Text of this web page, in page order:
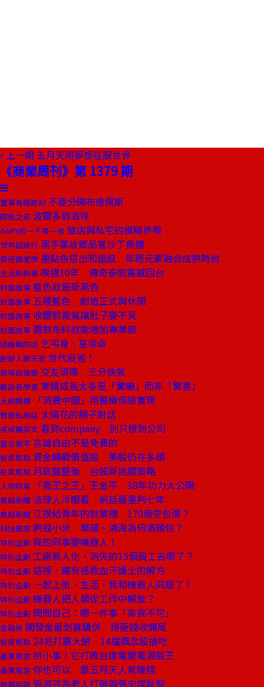
上一期 五月天用夢想征服世界
《商業周刊》第 1379 期
董事長嬉遊記 不要分開布達佩斯
開瓶之前 波爾多弱滋味
GARY的一千零一夜 旅店與私宅的模糊界限
世界超旅行 黑手黨故鄉品嘗沙丁魚麵
穿搭隨堂學 重點色搭出和諧感 年輕元素融合成熟時尚
生活新鮮事 暌違10年 傳奇泰廚震撼回台
封面故事 藍色就是新黑色
封面故事 五種藍色 創造正式與休閒
封面故事 收腰剪裁竟讓肚子變不見
封面故事 選對布料就能增加專業感
總編輯的話 乞丐身、皇帝命
創辦人聊天室 世代反省！
商場自慢塾 交友須帶 三分俠氣
戴店長學堂 業績成長太多是「驚嚇」而非「驚喜」
大師開講 「消費中國」用醫療保險實現
教養私房話 太陽花的親子對話
戒掉爛英文 看到company 別只想到公司
童言識李 言論自由不是免費的
投資焦點 資金轉戰價值股 美股仍在多頭
投資焦點 月底盤整後 台股新挑選策略
人物特寫 「喬王之王」王金平 38年功力大公開
焦點新聞 法律人冷眼看 帆廷最重判七年
焦點新聞 江揆給青年的就業禮 170億空包彈？
科技風雲 刺殺小米 華碩、鴻海為何滿頭包？
特別企劃 我的同事變機器人！
特別企劃 工廠無人化，消失的15個員工去哪了？
特別企劃 這裡，藏有拯救血汗護士的解方
特別企劃 一起上街、生活，我和機器人同居了！
特別企劃 機器人把人類從工作中解放？
特別企劃 問問自己：哪一件事「非我不可」
金融街 開發金最划算購併 得砸錢收爛尾
投資焦點 24兆打霾大餅 14檔概念股搶吃
產業風雲 拚小事！它打敗台達電變電源股王
產業風雲 你也可以 靠五月天人氣賺錢
商周話題 張淑芬為老人打破與張忠謀默契